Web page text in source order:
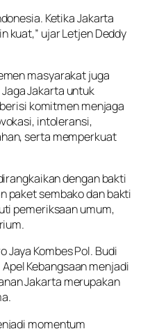
Ketika Jakarta
kuat,” ujar Letjen Deddy
masyarakat juga
Jakarta untuk
komitmen menjaga
intoleransi,
serta memperkuat
dengan bakti
paket sembako dan bakti
pemeriksaan umum,
Jaya Kombes Pol. Budi
Kebangsaan menjadi
Jakarta merupakan
momentum